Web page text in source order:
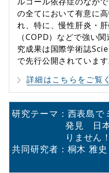
の全てにおいて有意に
れ、特に、慢性肝炎・
（COPD）などで強い
究成果は国際学術誌
で先行公開されています
詳細はこちらをご覧
研究テーマ：西表島で
発見 日
りません！
共同研究者：桐木 雅史